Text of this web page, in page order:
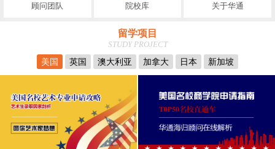
顾问团队 院校库 关于华通
留学项目
STUDY PROJECT
美国
英国 澳大利亚 加拿大 日本 新加坡